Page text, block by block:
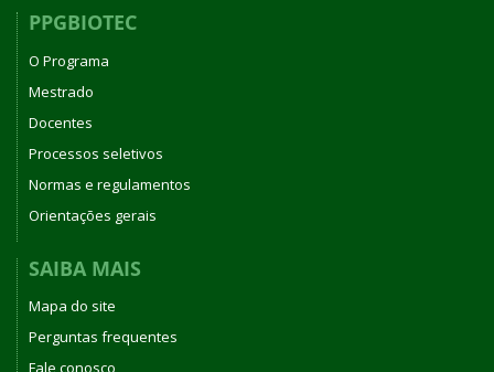
PPGBIOTEC
O Programa
Mestrado
Docentes
Processos seletivos
Normas e regulamentos
Orientações gerais
SAIBA MAIS
Mapa do site
Perguntas frequentes
Fale conosco